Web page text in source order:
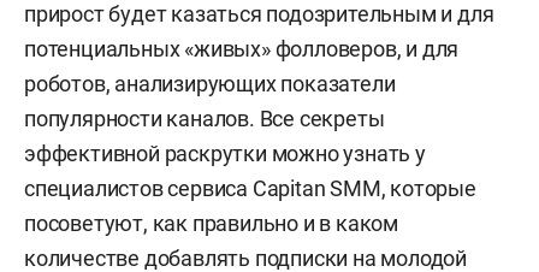
прирост будет казаться подозрительным и для
потенциальных «живых» фолловеров, и для
роботов, анализирующих показатели
популярности каналов. Все секреты
эффективной раскрутки можно узнать у
специалистов сервиса Capitan SMM, которые
посоветуют, как правильно и в каком
количестве добавлять подписки на молодой